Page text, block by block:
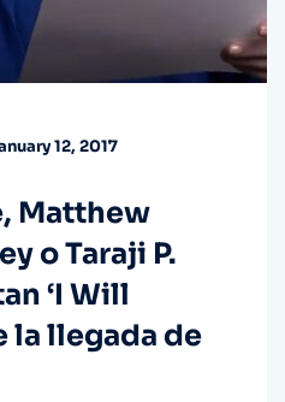
12, 2017
Matthew
o Taraji P.
‘I Will
la llegada de